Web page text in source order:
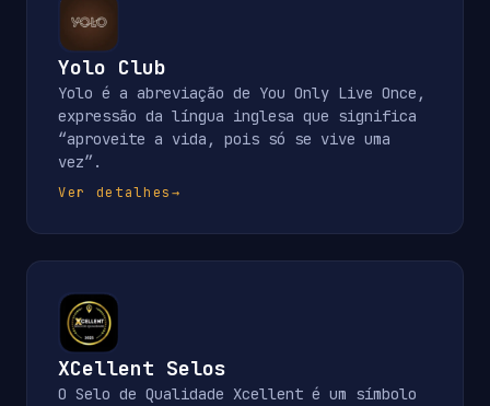
Yolo Club
Yolo é a abreviação de You Only Live Once,
expressão da língua inglesa que significa
“aproveite a vida, pois só se vive uma
vez”.
Ver detalhes→
XCellent Selos
O Selo de Qualidade Xcellent é um símbolo